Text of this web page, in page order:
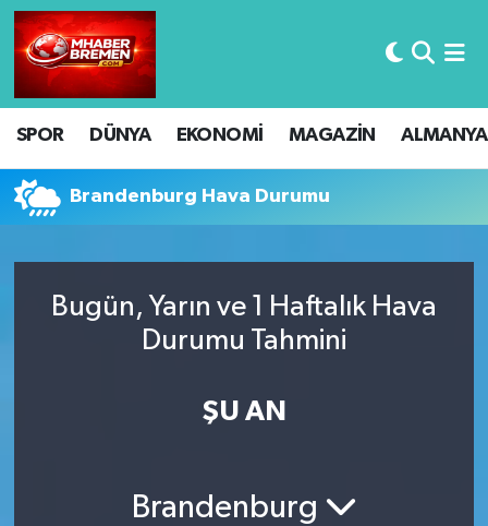
SPOR DÜNYA EKONOMİ MAGAZİN ALMANYA
Brandenburg Hava Durumu
Bugün, Yarın ve 1 Haftalık Hava
Durumu Tahmini
ŞU AN
Brandenburg
Hava Durumu
Trafik Durumu
Süper Lig Puan Durumu ve Fikstür
Son Dakika Haberleri